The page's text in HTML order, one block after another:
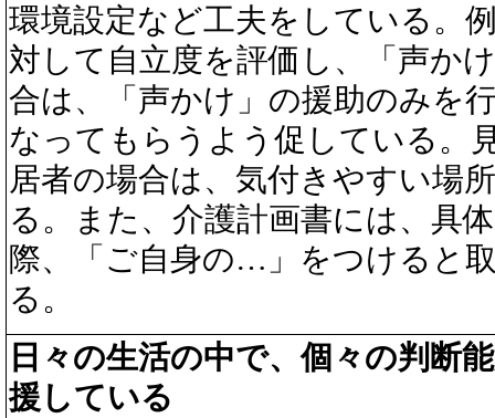
環境設定など工夫をしている。
対して自立度を評価し、「声か
合は、「声かけ」の援助のみを
なってもらうよう促している。
居者の場合は、気付きやすい場
る。また、介護計画書には、具
際、「ご自身の…」をつけると
る。
日々の生活の中で、個々の判断
援している